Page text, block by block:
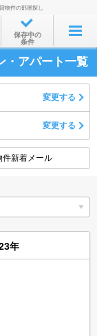
物件の部屋探し
保存中の
条件
・アパート一覧
変更する
変更する
件新着メール
年